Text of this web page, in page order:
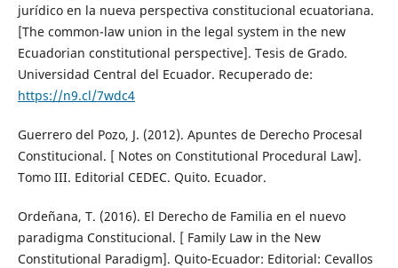
jurídico en la nueva perspectiva constitucional ecuatoriana.
[The common-law union in the legal system in the new
Ecuadorian constitutional perspective]. Tesis de Grado.
Universidad Central del Ecuador. Recuperado de:
https://n9.cl/7wdc4
Guerrero del Pozo, J. (2012). Apuntes de Derecho Procesal
Constitucional. [ Notes on Constitutional Procedural Law].
Tomo III. Editorial CEDEC. Quito. Ecuador.
Ordeñana, T. (2016). El Derecho de Familia en el nuevo
paradigma Constitucional. [ Family Law in the New
Constitutional Paradigm]. Quito-Ecuador: Editorial: Cevallos